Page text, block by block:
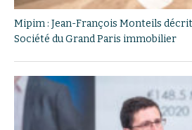
Mipim : Jean-François Monteils
Société du Grand Paris immobilier